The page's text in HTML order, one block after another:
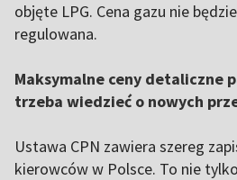
objęte LPG. Cena gazu nie
regulowana.
Maksymalne ceny detaliczne
trzeba wiedzieć o nowych
Ustawa CPN zawiera szereg
kierowców w Polsce. To nie